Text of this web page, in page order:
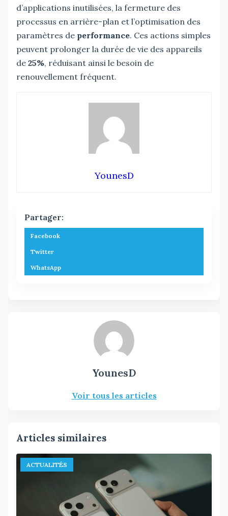
d’applications inutilisées, la fermeture des
processus en arrière-plan et l’optimisation des
paramètres de performance. Ces actions simples
peuvent prolonger la durée de vie des appareils
de 25%, réduisant ainsi le besoin de
renouvellement fréquent.
YounesD
Partager:
Facebook
Twitter
WhatsApp
YounesD
Voir tous les articles
Articles similaires
ACTUALITÉS